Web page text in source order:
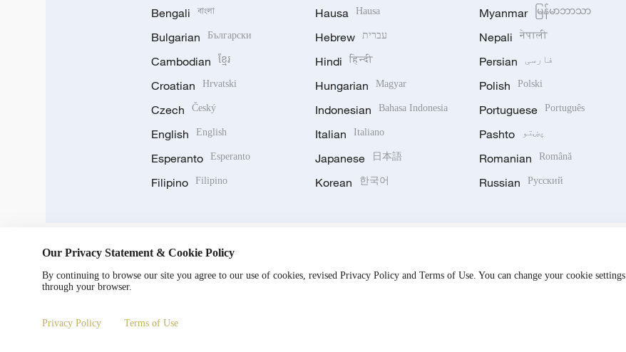
Bengali বাংলা
Bulgarian Български
Cambodian ខ្មែរ
Croatian Hrvatski
Czech Český
English English
Esperanto Esperanto
Filipino Filipino
Hausa Hausa
Hebrew עברית
Hindi हिन्दी
Hungarian Magyar
Indonesian Bahasa Indonesia
Italian Italiano
Japanese 日本語
Korean 한국어
Myanmar မြန်မာဘာသာ
Nepali नेपाली
Persian فارسی
Polish Polski
Portuguese Português
Pashto پښتو
Romanian Română
Russian Русский
DOWNLOAD OUR APP
Our Privacy Statement & Cookie Policy
By continuing to browse our site you agree to our use of cookies, revised Privacy Policy and Terms of Use. You can change your cookie settings
through your browser.
Privacy Policy Terms of Use